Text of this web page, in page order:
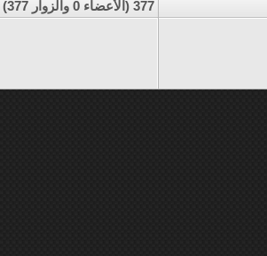
377 (الأعضاء 0 والزوار 377)